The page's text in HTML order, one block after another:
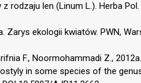
rodzaju len (Linum L.). Herba
Zarys ekologii kwiatów. PWN,
F., Noormohammadi Z.,
in some species of the